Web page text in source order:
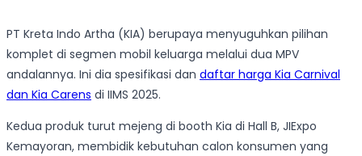
PT Kreta Indo Artha (KIA) berupaya menyuguhkan pilihan
komplet di segmen mobil keluarga melalui dua MPV
andalannya. Ini dia spesifikasi dan daftar harga Kia Carnival
dan Kia Carens di IIMS 2025.
Kedua produk turut mejeng di booth Kia di Hall B, JIExpo
Kemayoran, membidik kebutuhan calon konsumen yang